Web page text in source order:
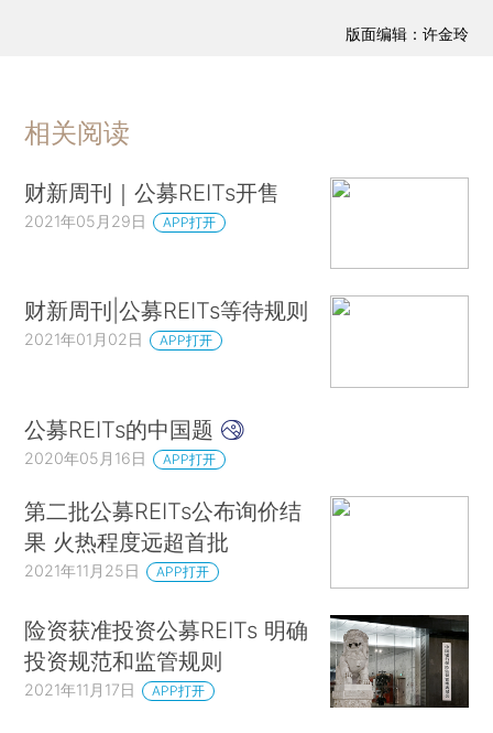
版面编辑：许金玲
相关阅读
财新周刊｜公募REITs开售
2021年05月29日 APP打开
财新周刊|公募REITs等待规则
2021年01月02日 APP打开
公募REITs的中国题
2020年05月16日 APP打开
第二批公募REITs公布询价结
果 火热程度远超首批
2021年11月25日 APP打开
险资获准投资公募REITs 明确
投资规范和监管规则
2021年11月17日 APP打开